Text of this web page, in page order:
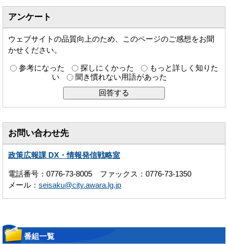
アンケート
ウェブサイトの品質向上のため、このページのご感想をお聞
かせください。
参考になった 探しにくかった
もっと詳しく知りた
い
聞き慣れない用語があった
お問い合わせ先
政策広報課 DX・情報発信戦略室
電話番号：0776-73-8005 ファックス：0776-73-1350
メール： seisaku@city.awara.lg.jp
番組一覧